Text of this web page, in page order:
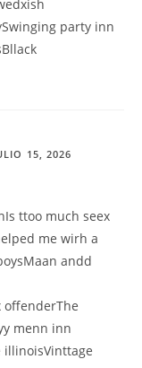
party inn
15, 2026
ttoo much seex
me wirh a
andd
offenderThe
menn inn
illinoisVinttage